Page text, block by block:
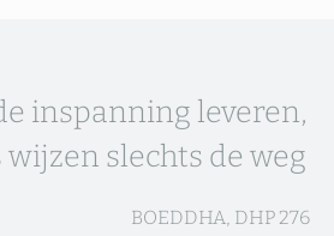
inspanning leveren,
wijzen slechts de weg
BOEDDHA, DHP 276